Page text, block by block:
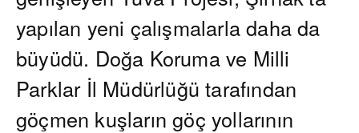
yapılan yeni çalışmalarla daha da
büyüdü. Doğa Koruma ve Milli
Parklar İl Müdürlüğü tarafından
göçmen kuşların göç yollarının